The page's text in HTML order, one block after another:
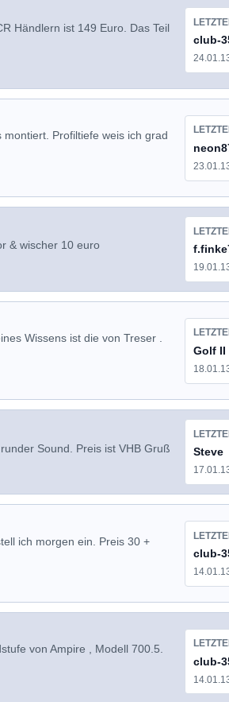
Händlern ist 149 Euro. Das Teil
club-
Profiltiefe weis ich grad
& wischer 10 euro
Wissens ist die von Treser .
Golf II
Sound. Preis ist VHB Gruß Steve
ich morgen ein. Preis 30 +
club-
von Ampire , Modell 700.5.
club-